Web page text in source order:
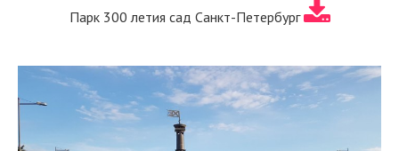
Парк 300 летия сад Санкт-Петербург